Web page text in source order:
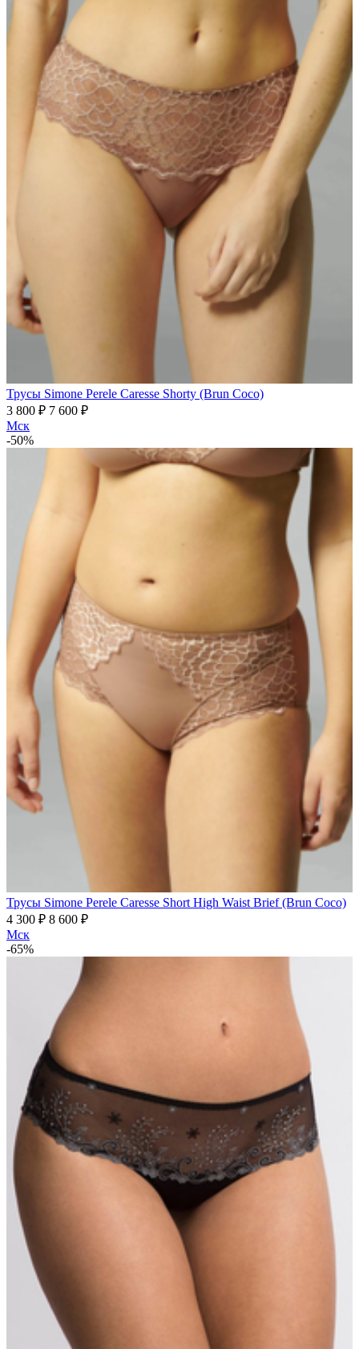
Трусы Simone Perele Caresse Shorty (Brun Coco)
3 800 ₽ 7 600 ₽
Мск
-50%
Трусы Simone Perele Caresse Short High Waist Brief (Brun Coco)
4 300 ₽ 8 600 ₽
Мск
-65%